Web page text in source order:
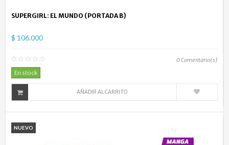
SUPERGIRL: EL MUNDO (PORTADA B)
$ 106.000
0Comentario(s)
En stock
AÑADIR AL CARRITO
NUEVO